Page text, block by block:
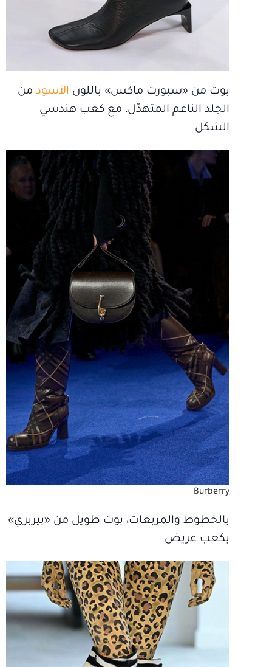
بوت من «سبورت ماكس» باللون الأسود من
الجلد الناعم المتهدّل، مع كعب هندسي
الشكل
Burberry
بالخطوط والمربعات، بوت طويل من «بيربري»
بكعب عريض